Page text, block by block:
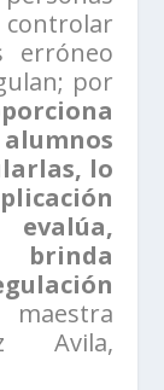
controlar
erróneo
por
lo
brinda
Avila,